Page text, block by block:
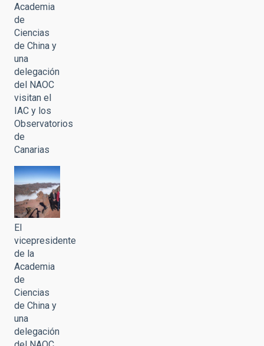
Academia
de
Ciencias
de China y
una
delegación
del NAOC
visitan el
IAC y los
Observatorios
de
Canarias
El
vicepresidente
de la
Academia
de
Ciencias
de China y
una
delegación